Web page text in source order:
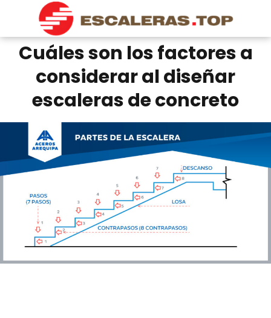
Cuáles son los factores a
considerar al diseñar
escaleras de concreto